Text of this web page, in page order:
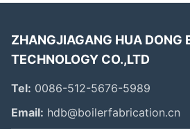
ZHANGJIAGANG HUA DONG
TECHNOLOGY CO.,LTD
Tel: 0086-512-5676-5989
Email: hdb@boilerfabrication.cn